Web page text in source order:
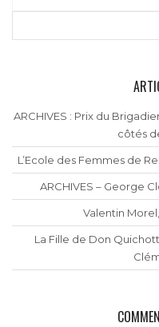
ARCHIVES : Prix du
côtés
L’Ecole des Femmes de
ARCHIVES – George
Valentin
La Fille de Don